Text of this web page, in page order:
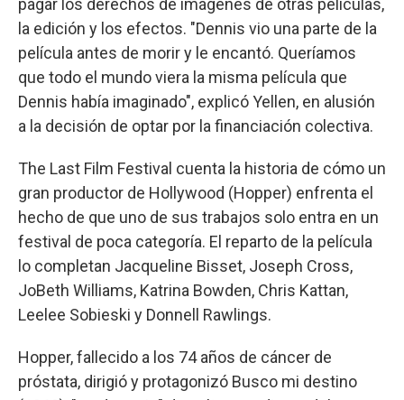
pagar los derechos de imágenes de otras películas,
la edición y los efectos. "Dennis vio una parte de la
película antes de morir y le encantó. Queríamos
que todo el mundo viera la misma película que
Dennis había imaginado", explicó Yellen, en alusión
a la decisión de optar por la financiación colectiva.
The Last Film Festival cuenta la historia de cómo un
gran productor de Hollywood (Hopper) enfrenta el
hecho de que uno de sus trabajos solo entra en un
festival de poca categoría. El reparto de la película
lo completan Jacqueline Bisset, Joseph Cross,
JoBeth Williams, Katrina Bowden, Chris Kattan,
Leelee Sobieski y Donnell Rawlings.
Hopper, fallecido a los 74 años de cáncer de
próstata, dirigió y protagonizó Busco mi destino